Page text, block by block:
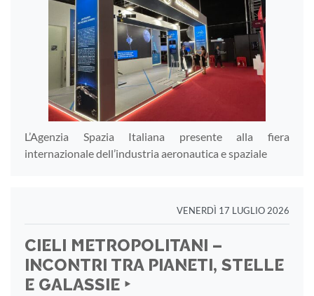
L’Agenzia Spazia Italiana presente alla fiera
internazionale dell’industria aeronautica e spaziale
VENERDÌ 17 LUGLIO 2026
CIELI METROPOLITANI –
INCONTRI TRA PIANETI, STELLE
E GALASSIE ‣